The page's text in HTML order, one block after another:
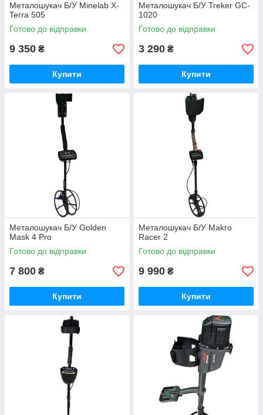
Металошукач Б/У Minelab X-
Terra 505
Готово до відправки
9 350 ₴
Купити
Металошукач Б/У Treker GC-
1020
Готово до відправки
3 290 ₴
Купити
Металошукач Б/У Golden
Mask 4 Pro
Готово до відправки
7 800 ₴
Купити
Металошукач Б/У Makro
Racer 2
Готово до відправки
9 990 ₴
Купити